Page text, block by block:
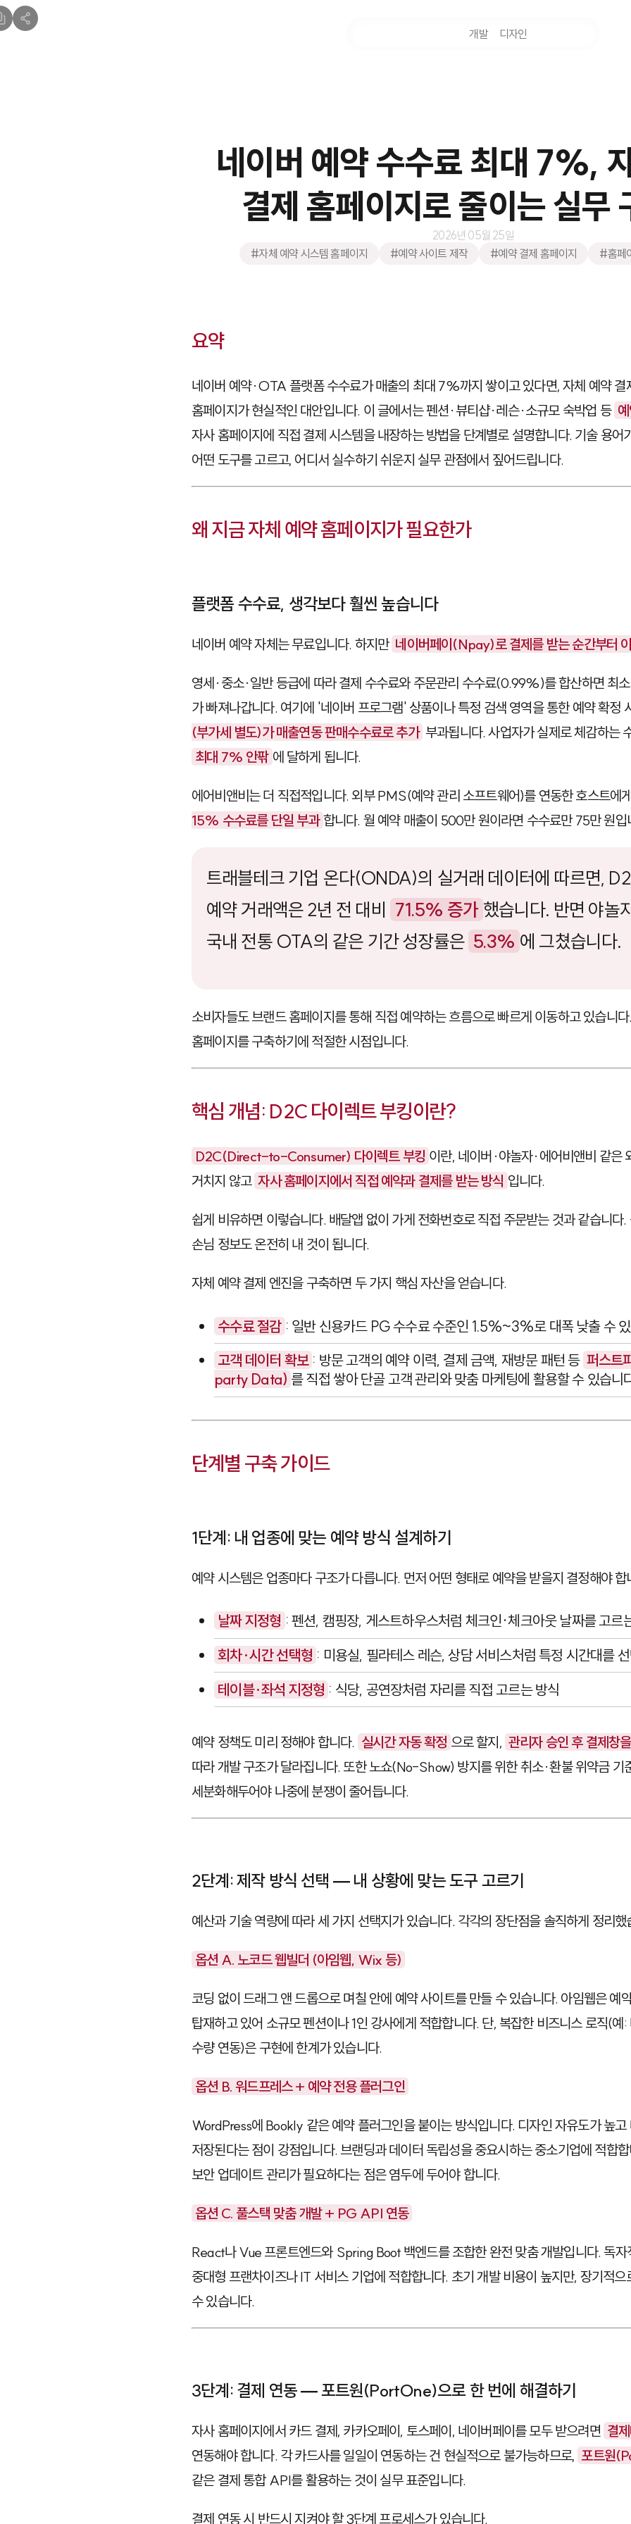
개발 디자인
네이버 예약 수수료 최대 7%,
결제 홈페이지로 줄이는 실무
2026년 05월 25일
#자체 예약 시스템 홈페이지
#예약 사이트 제작 #예약 결제 홈페이지 #홈페
요약
네이버 예약·OTA 플랫폼 수수료가 매출의 최대 7%까지 쌓이고 있다면, 자체 예약 결
홈페이지가 현실적인 대안입니다. 이 글에서는 펜션·뷰티샵·레슨·소규모 숙박업 등
자사 홈페이지에 직접 결제 시스템을 내장하는 방법을 단계별로 설명합니다. 기술 용어
어떤 도구를 고르고, 어디서 실수하기 쉬운지 실무 관점에서 짚어드립니다.
왜 지금 자체 예약 홈페이지가 필요한가
플랫폼 수수료, 생각보다 훨씬 높습니다
네이버 예약 자체는 무료입니다. 하지만 네이버페이(Npay)로 결제를 받는 순간부터
영세·중소·일반 등급에 따라 결제 수수료와 주문관리 수수료(0.99%)를 합산하면 최
가 빠져나갑니다. 여기에 '네이버 프로그램' 상품이나 특정 검색 영역을 통한 예약 확정
(부가세 별도)가 매출연동 판매수수료로 추가 부과됩니다. 사업자가 실제로 체감하는
최대 7% 안팎 에 달하게 됩니다.
에어비앤비는 더 직접적입니다. 외부 PMS(예약 관리 소프트웨어)를 연동한 호스트에
15% 수수료를 단일 부과 합니다. 월 예약 매출이 500만 원이라면 수수료만 75만 원입
트래블테크 기업 온다(ONDA)의 실거래 데이터에 따르면,
예약 거래액은 2년 전 대비 71.5% 증가 했습니다. 반면 야놀
국내 전통 OTA의 같은 기간 성장률은 5.3% 에 그쳤습니다.
소비자들도 브랜드 홈페이지를 통해 직접 예약하는 흐름으로 빠르게 이동하고 있습니
홈페이지를 구축하기에 적절한 시점입니다.
핵심 개념: D2C 다이렉트 부킹이란?
D2C(Direct-to-Consumer) 다이렉트 부킹 이란, 네이버·야놀자·에어비앤비 같은
거치지 않고 자사 홈페이지에서 직접 예약과 결제를 받는 방식 입니다.
쉽게 비유하면 이렇습니다. 배달앱 없이 가게 전화번호로 직접 주문받는 것과 같습니다
손님 정보도 온전히 내 것이 됩니다.
자체 예약 결제 엔진을 구축하면 두 가지 핵심 자산을 얻습니다.
수수료 절감 : 일반 신용카드 PG 수수료 수준인 1.5%~3%로 대폭 낮출 수
고객 데이터 확보 : 방문 고객의 예약 이력, 결제 금액, 재방문 패턴 등 퍼스트
party Data) 를 직접 쌓아 단골 고객 관리와 맞춤 마케팅에 활용할 수 있습니
단계별 구축 가이드
1단계: 내 업종에 맞는 예약 방식 설계하기
예약 시스템은 업종마다 구조가 다릅니다. 먼저 어떤 형태로 예약을 받을지 결정해야 합
날짜 지정형 : 펜션, 캠핑장, 게스트하우스처럼 체크인·체크아웃 날짜를 고르
회차·시간 선택형 : 미용실, 필라테스 레슨, 상담 서비스처럼 특정 시간대를
테이블·좌석 지정형 : 식당, 공연장처럼 자리를 직접 고르는 방식
예약 정책도 미리 정해야 합니다. 실시간 자동 확정 으로 할지, 관리자 승인 후 결제창
따라 개발 구조가 달라집니다. 또한 노쇼(No-Show) 방지를 위한 취소·환불 위약금 기
세분화해두어야 나중에 분쟁이 줄어듭니다.
2단계: 제작 방식 선택 — 내 상황에 맞는 도구 고르기
예산과 기술 역량에 따라 세 가지 선택지가 있습니다. 각각의 장단점을 솔직하게 정리했
옵션 A. 노코드 웹빌더 (아임웹, Wix 등)
코딩 없이 드래그 앤 드롭으로 며칠 안에 예약 사이트를 만들 수 있습니다. 아임웹은 예
탑재하고 있어 소규모 펜션이나 1인 강사에게 적합합니다. 단, 복잡한 비즈니스 로직(예
수량 연동)은 구현에 한계가 있습니다.
옵션 B. 워드프레스 + 예약 전용 플러그인
WordPress에 Bookly 같은 예약 플러그인을 붙이는 방식입니다. 디자인 자유도가 높
저장된다는 점이 강점입니다. 브랜딩과 데이터 독립성을 중요시하는 중소기업에 적합
보안 업데이트 관리가 필요하다는 점은 염두에 두어야 합니다.
옵션 C. 풀스택 맞춤 개발 + PG API 연동
React나Vue 프론트엔드와 Spring Boot백엔드를 조합한 완전 맞춤 개발입니다. 독
중대형 프랜차이즈나 IT 서비스 기업에 적합합니다. 초기 개발 비용이 높지만, 장기적
수 있습니다.
3단계: 결제 연동 — 포트원(PortOne)으로 한 번에 해결하기
자사 홈페이지에서 카드 결제, 카카오페이, 토스페이, 네이버페이를 모두 받으려면 결
연동해야 합니다. 각 카드사를 일일이 연동하는 건 현실적으로 불가능하므로, 포트원
같은 결제 통합 API를 활용하는 것이 실무 표준입니다.
결제 연동 시 반드시 지켜야 할 3단계 프로세스가 있습니다.